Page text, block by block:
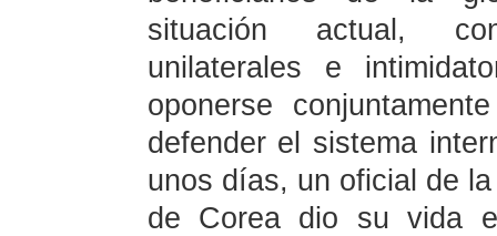
situación actual,
unilaterales e
oponerse
defender el sistema
unos días, un oficial de
de Corea dio su vida